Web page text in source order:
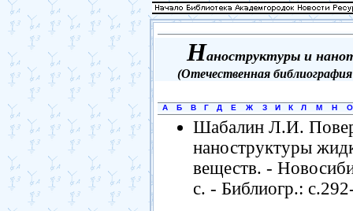
Наноструктуры и
(Отечественная библиография
А Б В Г Д Е Ж З И К Л М Н О
Шабалин Л.И.
наноструктуры
веществ. -
с. - Библиогр.: